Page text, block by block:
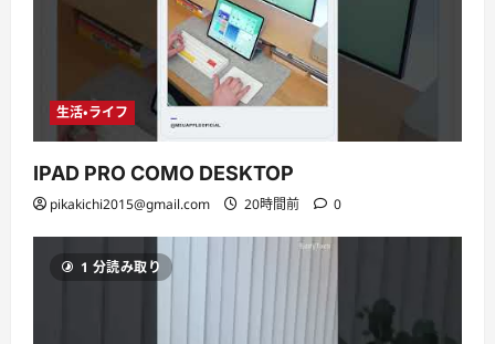
生活・ライフ
IPAD PRO COMO DESKTOP
pikakichi2015@gmail.com 20時間前 0
1 分読み取り